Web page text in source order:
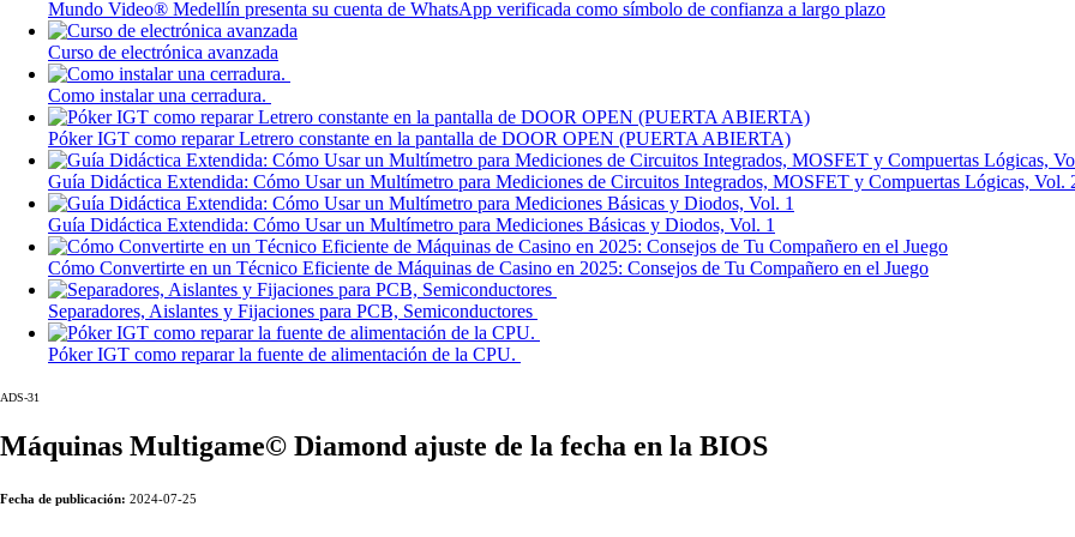
Mundo Video® Medellín presenta su cuenta de WhatsApp verificada como símbolo de confianza a largo plazo
Curso de electrónica avanzada
Como instalar una cerradura.
Póker IGT como reparar Letrero constante en la pantalla de DOOR OPEN (PUERTA ABIERTA)
Guía Didáctica Extendida: Cómo Usar un Multímetro para Mediciones de Circuitos Integrados, MOSFET y Compuertas Lógicas, Vol.
Guía Didáctica Extendida: Cómo Usar un Multímetro para Mediciones Básicas y Diodos, Vol. 1
Cómo Convertirte en un Técnico Eficiente de Máquinas de Casino en 2025: Consejos de Tu Compañero en el Juego
Separadores, Aislantes y Fijaciones para PCB, Semiconductores
Póker IGT como reparar la fuente de alimentación de la CPU.
ADS-31
Máquinas Multigame© Diamond ajuste de la fecha en la BIOS
Fecha de publicación: 2024-07-25